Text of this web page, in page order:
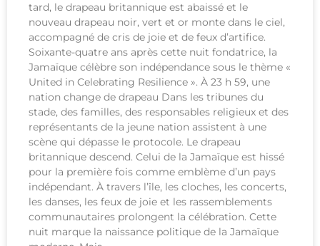
tard, le drapeau britannique est abaissé et le
nouveau drapeau noir, vert et or monte dans le ciel,
accompagné de cris de joie et de feux d’artifice.
Soixante-quatre ans après cette nuit fondatrice, la
Jamaïque célèbre son indépendance sous le thème «
United in Celebrating Resilience ». À 23 h 59, une
nation change de drapeau Dans les tribunes du
stade, des familles, des responsables religieux et des
représentants de la jeune nation assistent à une
scène qui dépasse le protocole. Le drapeau
britannique descend. Celui de la Jamaïque est hissé
pour la première fois comme emblème d’un pays
indépendant. À travers l’île, les cloches, les concerts,
les danses, les feux de joie et les rassemblements
communautaires prolongent la célébration. Cette
nuit marque la naissance politique de la Jamaïque